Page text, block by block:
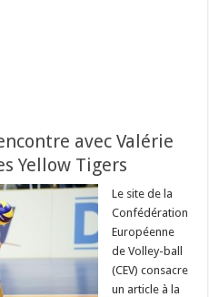
avec Valérie
Yellow Tigers
Le site de la
Confédération
Européenne
de Volley-ball
(CEV) consacre
un article à la